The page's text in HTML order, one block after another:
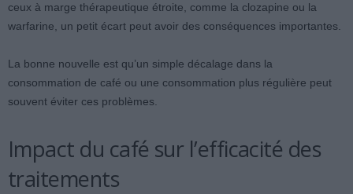
ceux à marge thérapeutique étroite, comme la clozapine ou la
warfarine, un petit écart peut avoir des conséquences importantes.
La bonne nouvelle est qu’un simple décalage dans la
consommation de café ou une consommation plus régulière peut
souvent éviter ces problèmes.
Impact du café sur l’efficacité des
traitements